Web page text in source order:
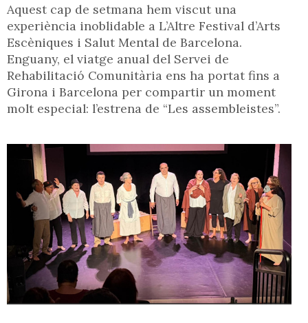
Aquest cap de setmana hem viscut una
experiència inoblidable a L’Altre Festival d’Arts
Escèniques i Salut Mental de Barcelona.
Enguany, el viatge anual del Servei de
Rehabilitació Comunitària ens ha portat fins a
Girona i Barcelona per compartir un moment
molt especial: l’estrena de “Les assembleistes”.